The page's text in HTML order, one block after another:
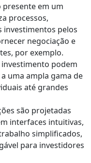
presente em um
processos,
investimentos pelos
negociação e
por exemplo.
podem
uma ampla gama de
até grandes
são projetadas
interfaces intuitivas,
simplificados,
para investidores